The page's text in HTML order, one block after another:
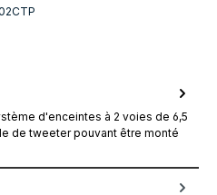
d'enceintes à 2 voies de 6,5
de tweeter pouvant être monté